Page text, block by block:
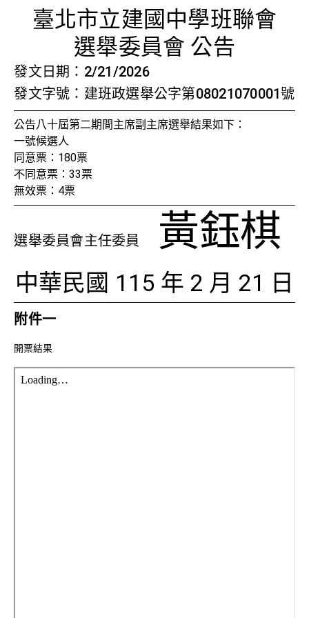
檢視法令 檢視公文 評委文書關於與使用條款
公告八
臺北市立建國中學班聯會
選舉委員會 公告
發文日期：2/21/2026
發文字號：建班政選舉公字第08021070001號
公告八十屆第二期間主席副主席選舉結果如下：
一號候選人
同意票：180票
不同意票：33票
無效票：4票
選舉委員會主任委員 黃鈺棋
中華民國 115 年 2 月 21 日
附件一
開票結果